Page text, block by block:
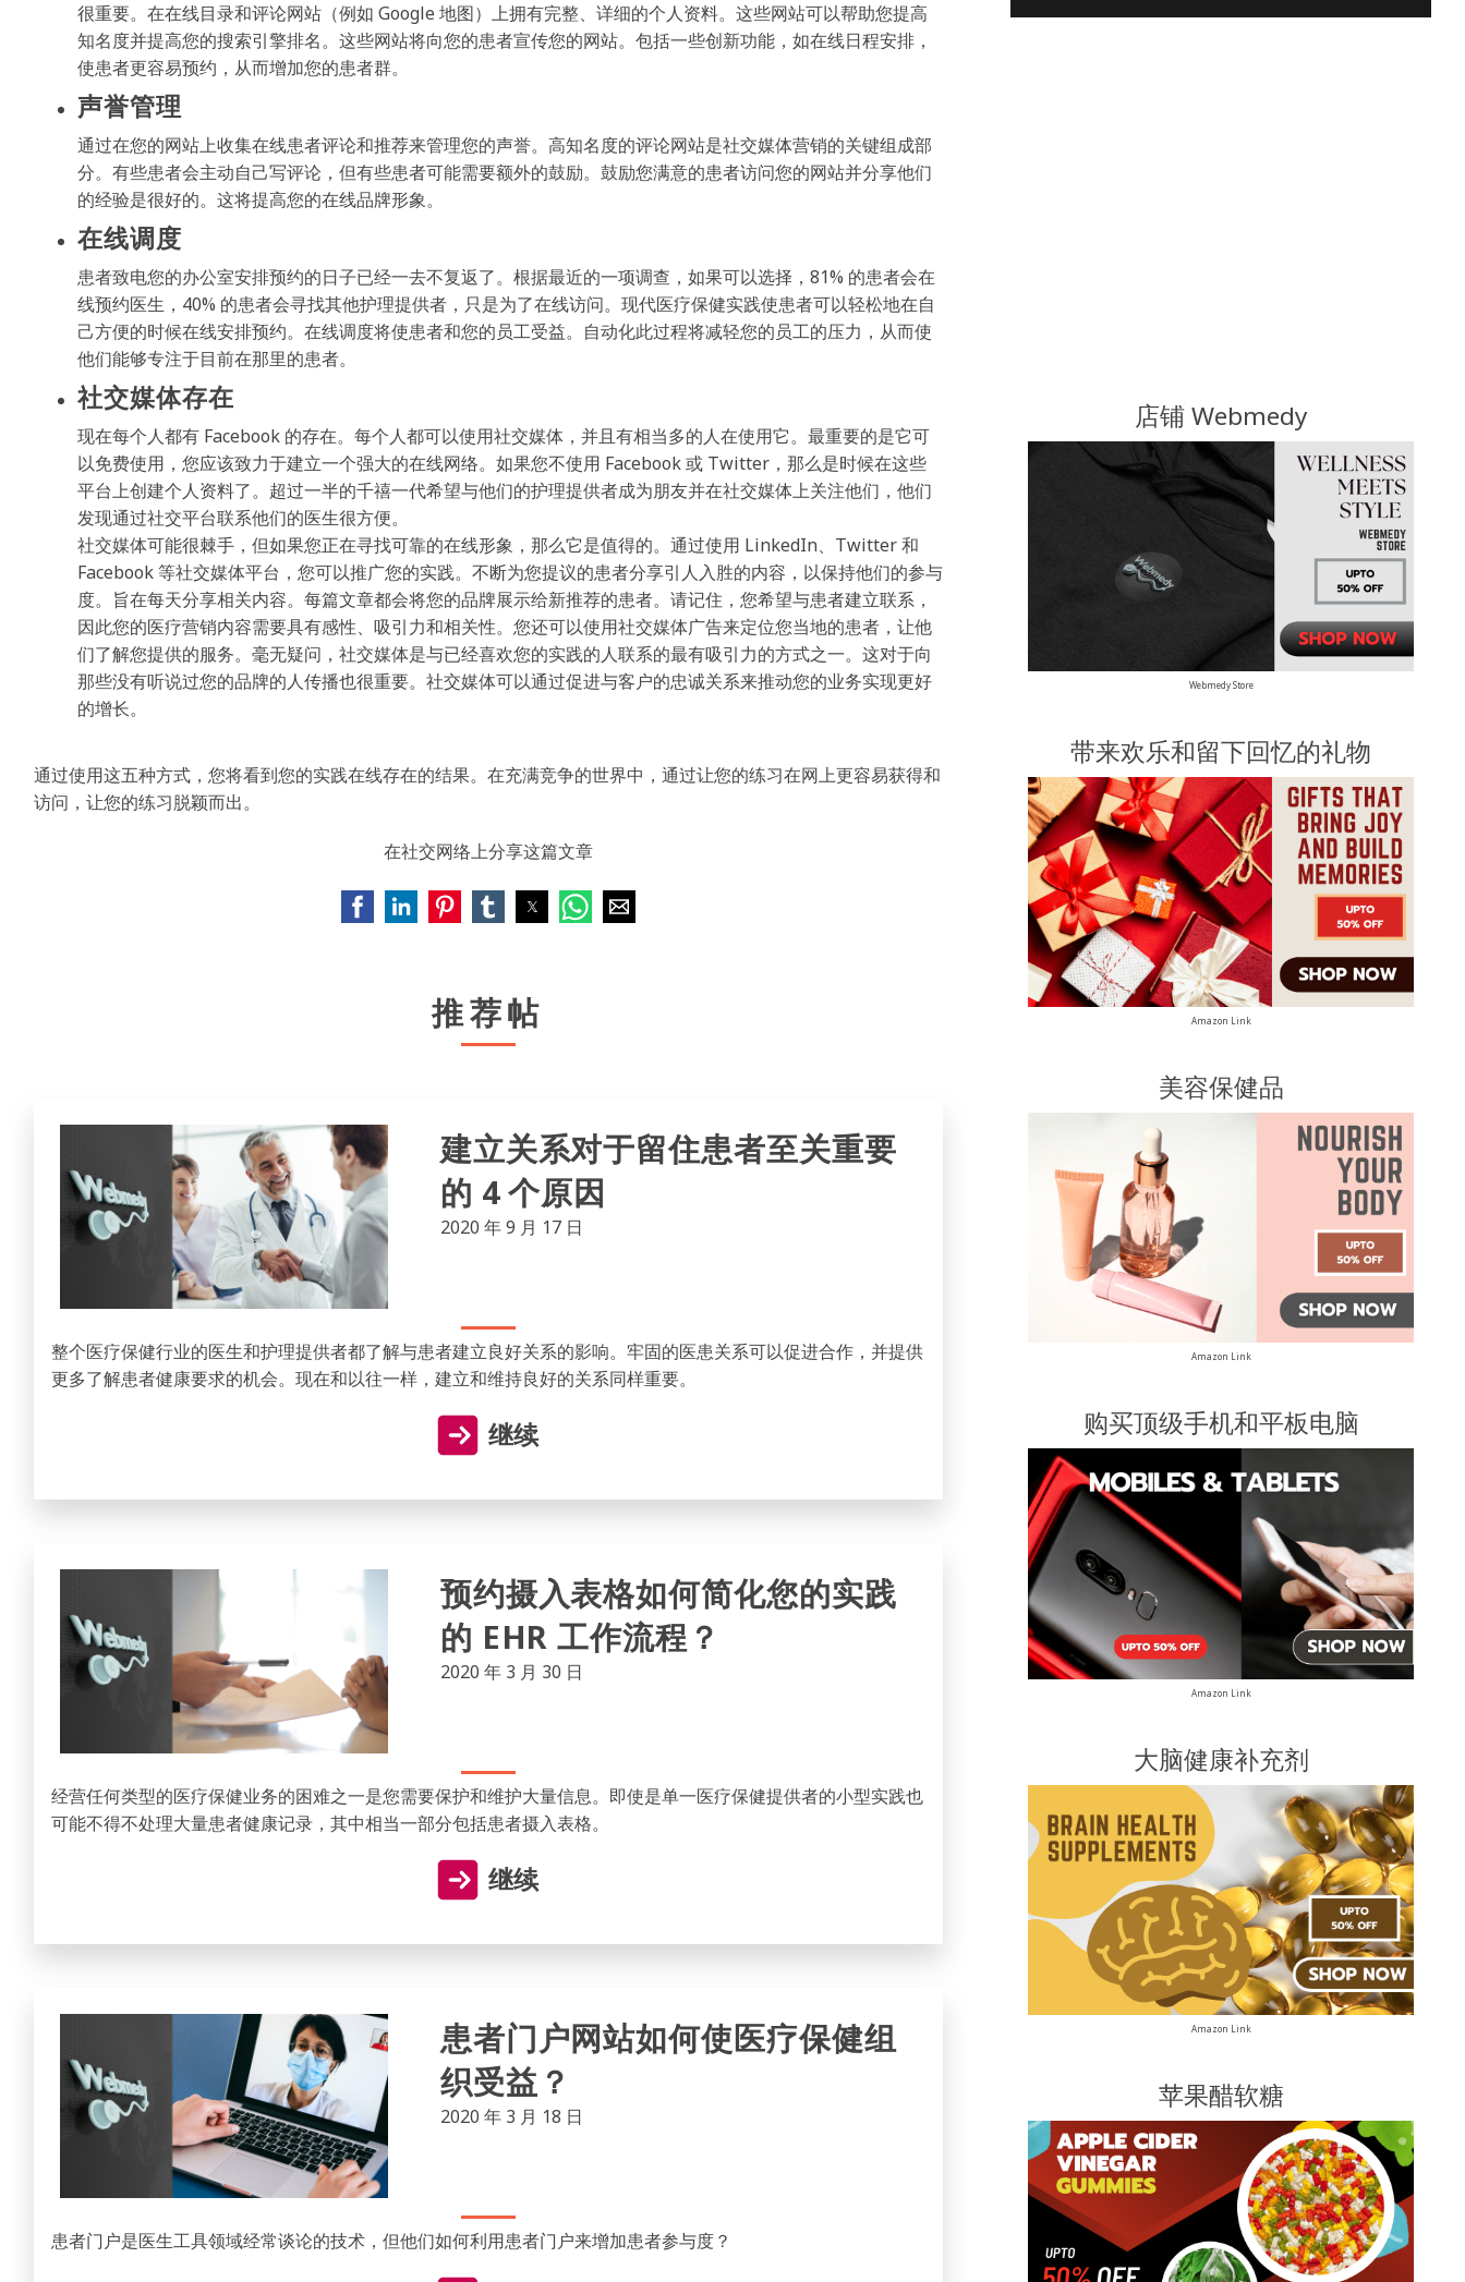
很重要。在在线目录和评论网站（例如 Google 地图）上拥有完整、详细的个人资料。这些网站可以帮助您提高
知名度并提高您的搜索引擎排名。这些网站将向您的患者宣传您的网站。包括一些创新功能，如在线日程安排，
使患者更容易预约，从而增加您的患者群。
声誉管理
通过在您的网站上收集在线患者评论和推荐来管理您的声誉。高知名度的评论网站是社交媒体营销的关键组成部
分。有些患者会主动自己写评论，但有些患者可能需要额外的鼓励。鼓励您满意的患者访问您的网站并分享他们
的经验是很好的。这将提高您的在线品牌形象。
在线调度
患者致电您的办公室安排预约的日子已经一去不复返了。根据最近的一项调查，如果可以选择，81% 的患者会在
线预约医生，40% 的患者会寻找其他护理提供者，只是为了在线访问。现代医疗保健实践使患者可以轻松地在自
己方便的时候在线安排预约。在线调度将使患者和您的员工受益。自动化此过程将减轻您的员工的压力，从而使
他们能够专注于目前在那里的患者。
社交媒体存在
现在每个人都有 Facebook 的存在。每个人都可以使用社交媒体，并且有相当多的人在使用它。最重要的是它可
以免费使用，您应该致力于建立一个强大的在线网络。如果您不使用 Facebook 或 Twitter，那么是时候在这些
平台上创建个人资料了。超过一半的千禧一代希望与他们的护理提供者成为朋友并在社交媒体上关注他们，他们
发现通过社交平台联系他们的医生很方便。
社交媒体可能很棘手，但如果您正在寻找可靠的在线形象，那么它是值得的。通过使用 LinkedIn、Twitter 和
Facebook 等社交媒体平台，您可以推广您的实践。不断为您提议的患者分享引人入胜的内容，以保持他们的参与
度。旨在每天分享相关内容。每篇文章都会将您的品牌展示给新推荐的患者。请记住，您希望与患者建立联系，
因此您的医疗营销内容需要具有感性、吸引力和相关性。您还可以使用社交媒体广告来定位您当地的患者，让他
们了解您提供的服务。毫无疑问，社交媒体是与已经喜欢您的实践的人联系的最有吸引力的方式之一。这对于向
那些没有听说过您的品牌的人传播也很重要。社交媒体可以通过促进与客户的忠诚关系来推动您的业务实现更好
的增长。
通过使用这五种方式，您将看到您的实践在线存在的结果。在充满竞争的世界中，通过让您的练习在网上更容易获得和
访问，让您的练习脱颖而出。
在社交网络上分享这篇文章
推荐帖
建立关系对于留住患者至关重要
的 4 个原因
2020 年 9 月 17 日
整个医疗保健行业的医生和护理提供者都了解与患者建立良好关系的影响。牢固的医患关系可以促进合作，并提供
更多了解患者健康要求的机会。现在和以往一样，建立和维持良好的关系同样重要。
继续
预约摄入表格如何简化您的实践
的 EHR 工作流程？
2020 年 3 月 30 日
经营任何类型的医疗保健业务的困难之一是您需要保护和维护大量信息。即使是单一医疗保健提供者的小型实践也
可能不得不处理大量患者健康记录，其中相当一部分包括患者摄入表格。
继续
患者门户网站如何使医疗保健组
织受益？
2020 年 3 月 18 日
患者门户是医生工具领域经常谈论的技术，但他们如何利用患者门户来增加患者参与度？
店铺 Webmedy
Webmedy Store
带来欢乐和留下回忆的礼物
Amazon Link
美容保健品
Amazon Link
购买顶级手机和平板电脑
Amazon Link
大脑健康补充剂
Amazon Link
苹果醋软糖